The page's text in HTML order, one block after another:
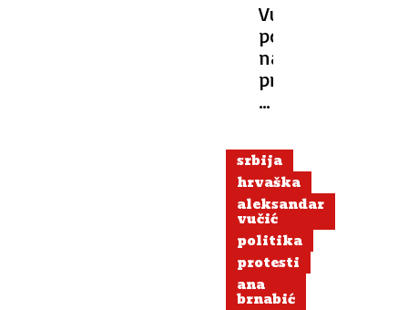
Vučić
po
nasilnih
protestih
v
Kmalu
bi
lahko
odstopil
srbija
hrvaška
aleksandar
vučić
politika
protesti
ana
brnabić